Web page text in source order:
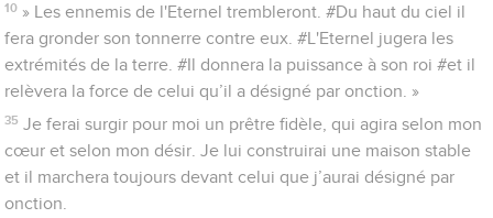
10 » Les ennemis de l'Eternel trembleront. #Du haut du ciel il
fera gronder son tonnerre contre eux. #L'Eternel jugera les
extrémités de la terre. #Il donnera la puissance à son roi #et il
relèvera la force de celui qu’il a désigné par onction. »
35 Je ferai surgir pour moi un prêtre fidèle, qui agira selon mon
cœur et selon mon désir. Je lui construirai une maison stable
et il marchera toujours devant celui que j’aurai désigné par
onction.